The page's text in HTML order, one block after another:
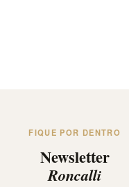
FIQUE POR DENTRO
Newsletter
Roncalli